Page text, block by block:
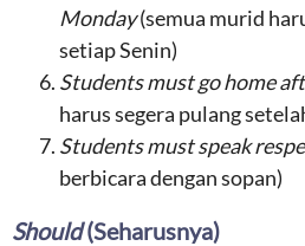
Monday(semua murid
setiap Senin)
Students must go home
harus segera pulang
Students must speak
berbicara dengan sopan)
Should(Seharusnya)